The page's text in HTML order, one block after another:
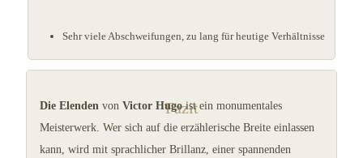
Sehr viele Abschweifungen, zu lang für heutige Verhältnisse
Fazit
Die Elenden von Victor Hugoist ein monumentales
Meisterwerk. Wer sich auf die erzählerische Breite einlassen
kann, wird mit sprachlicher Brillanz, einer spannenden